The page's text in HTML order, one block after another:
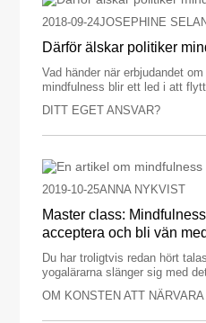
2018-09-24JOSEPHINE
Därför älskar politiker
Vad händer när erbjudandet
mindfulness blir ett led i att
DITT EGET ANSVAR?
2019-10-25ANNA NYKVIST
Master class:
acceptera och bli vän
Du har troligtvis redan hört
yogalärarna slänger sig med
OM KONSTEN ATT NÄRVARA